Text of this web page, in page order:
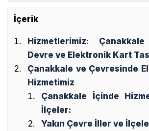
İçerik
Hizmetlerimiz:
Devre ve Elektronik Kart
Çanakkale ve Çevresinde
Hizmetimiz
Çanakkale İçinde
İlçeler:
Yakın Çevre İller ve